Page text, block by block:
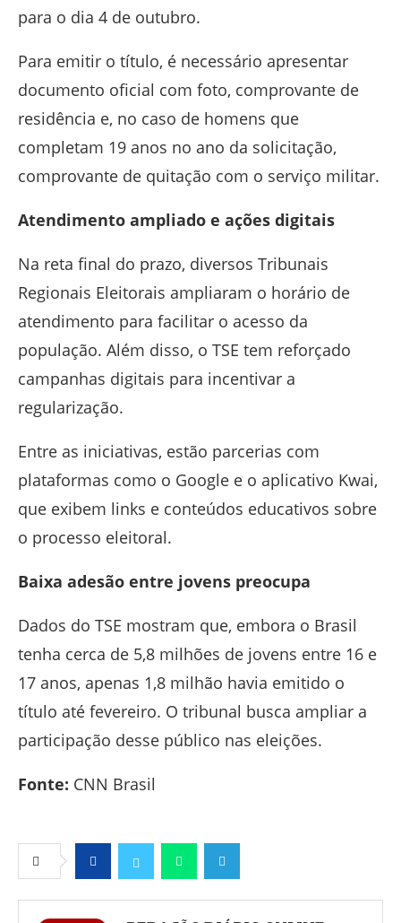
para o dia 4 de outubro.
Para emitir o título, é necessário apresentar
documento oficial com foto, comprovante de
residência e, no caso de homens que
completam 19 anos no ano da solicitação,
comprovante de quitação com o serviço militar.
Atendimento ampliado e ações digitais
Na reta final do prazo, diversos Tribunais
Regionais Eleitorais ampliaram o horário de
atendimento para facilitar o acesso da
população. Além disso, o TSE tem reforçado
campanhas digitais para incentivar a
regularização.
Entre as iniciativas, estão parcerias com
plataformas como o Google e o aplicativo Kwai,
que exibem links e conteúdos educativos sobre
o processo eleitoral.
Baixa adesão entre jovens preocupa
Dados do TSE mostram que, embora o Brasil
tenha cerca de 5,8 milhões de jovens entre 16 e
17 anos, apenas 1,8 milhão havia emitido o
título até fevereiro. O tribunal busca ampliar a
participação desse público nas eleições.
Fonte: CNN Brasil
FacebookTwitter WhatsappTelegram